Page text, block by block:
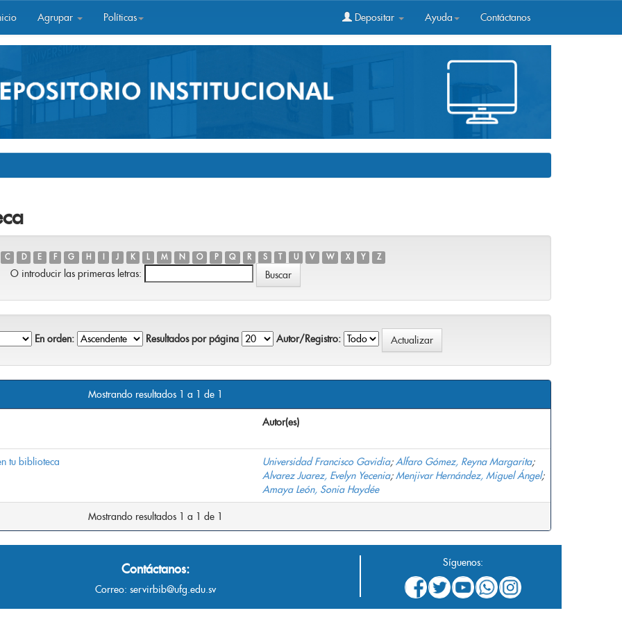
Agrupar Políticas Depositar Ayuda Contáctanos
C D E F G H J K L M N O P Q R S T U V W X Y Z
O introducir las primeras letras:
En orden: Resultados por página Autor/Registro:
Mostrando resultados 1 a 1 de 1
Autor(es)
tu biblioteca Universidad Francisco Gavidia;Alfaro Gómez, Reyna Margarita;
Alvarez Juarez, Evelyn Yecenia;Menjivar Hernández, Miguel Ángel;
Amaya León, Sonia Haydée
Mostrando resultados 1 a 1 de 1
Contáctanos:
Correo: servirbib@ufg.edu.sv
Síguenos: